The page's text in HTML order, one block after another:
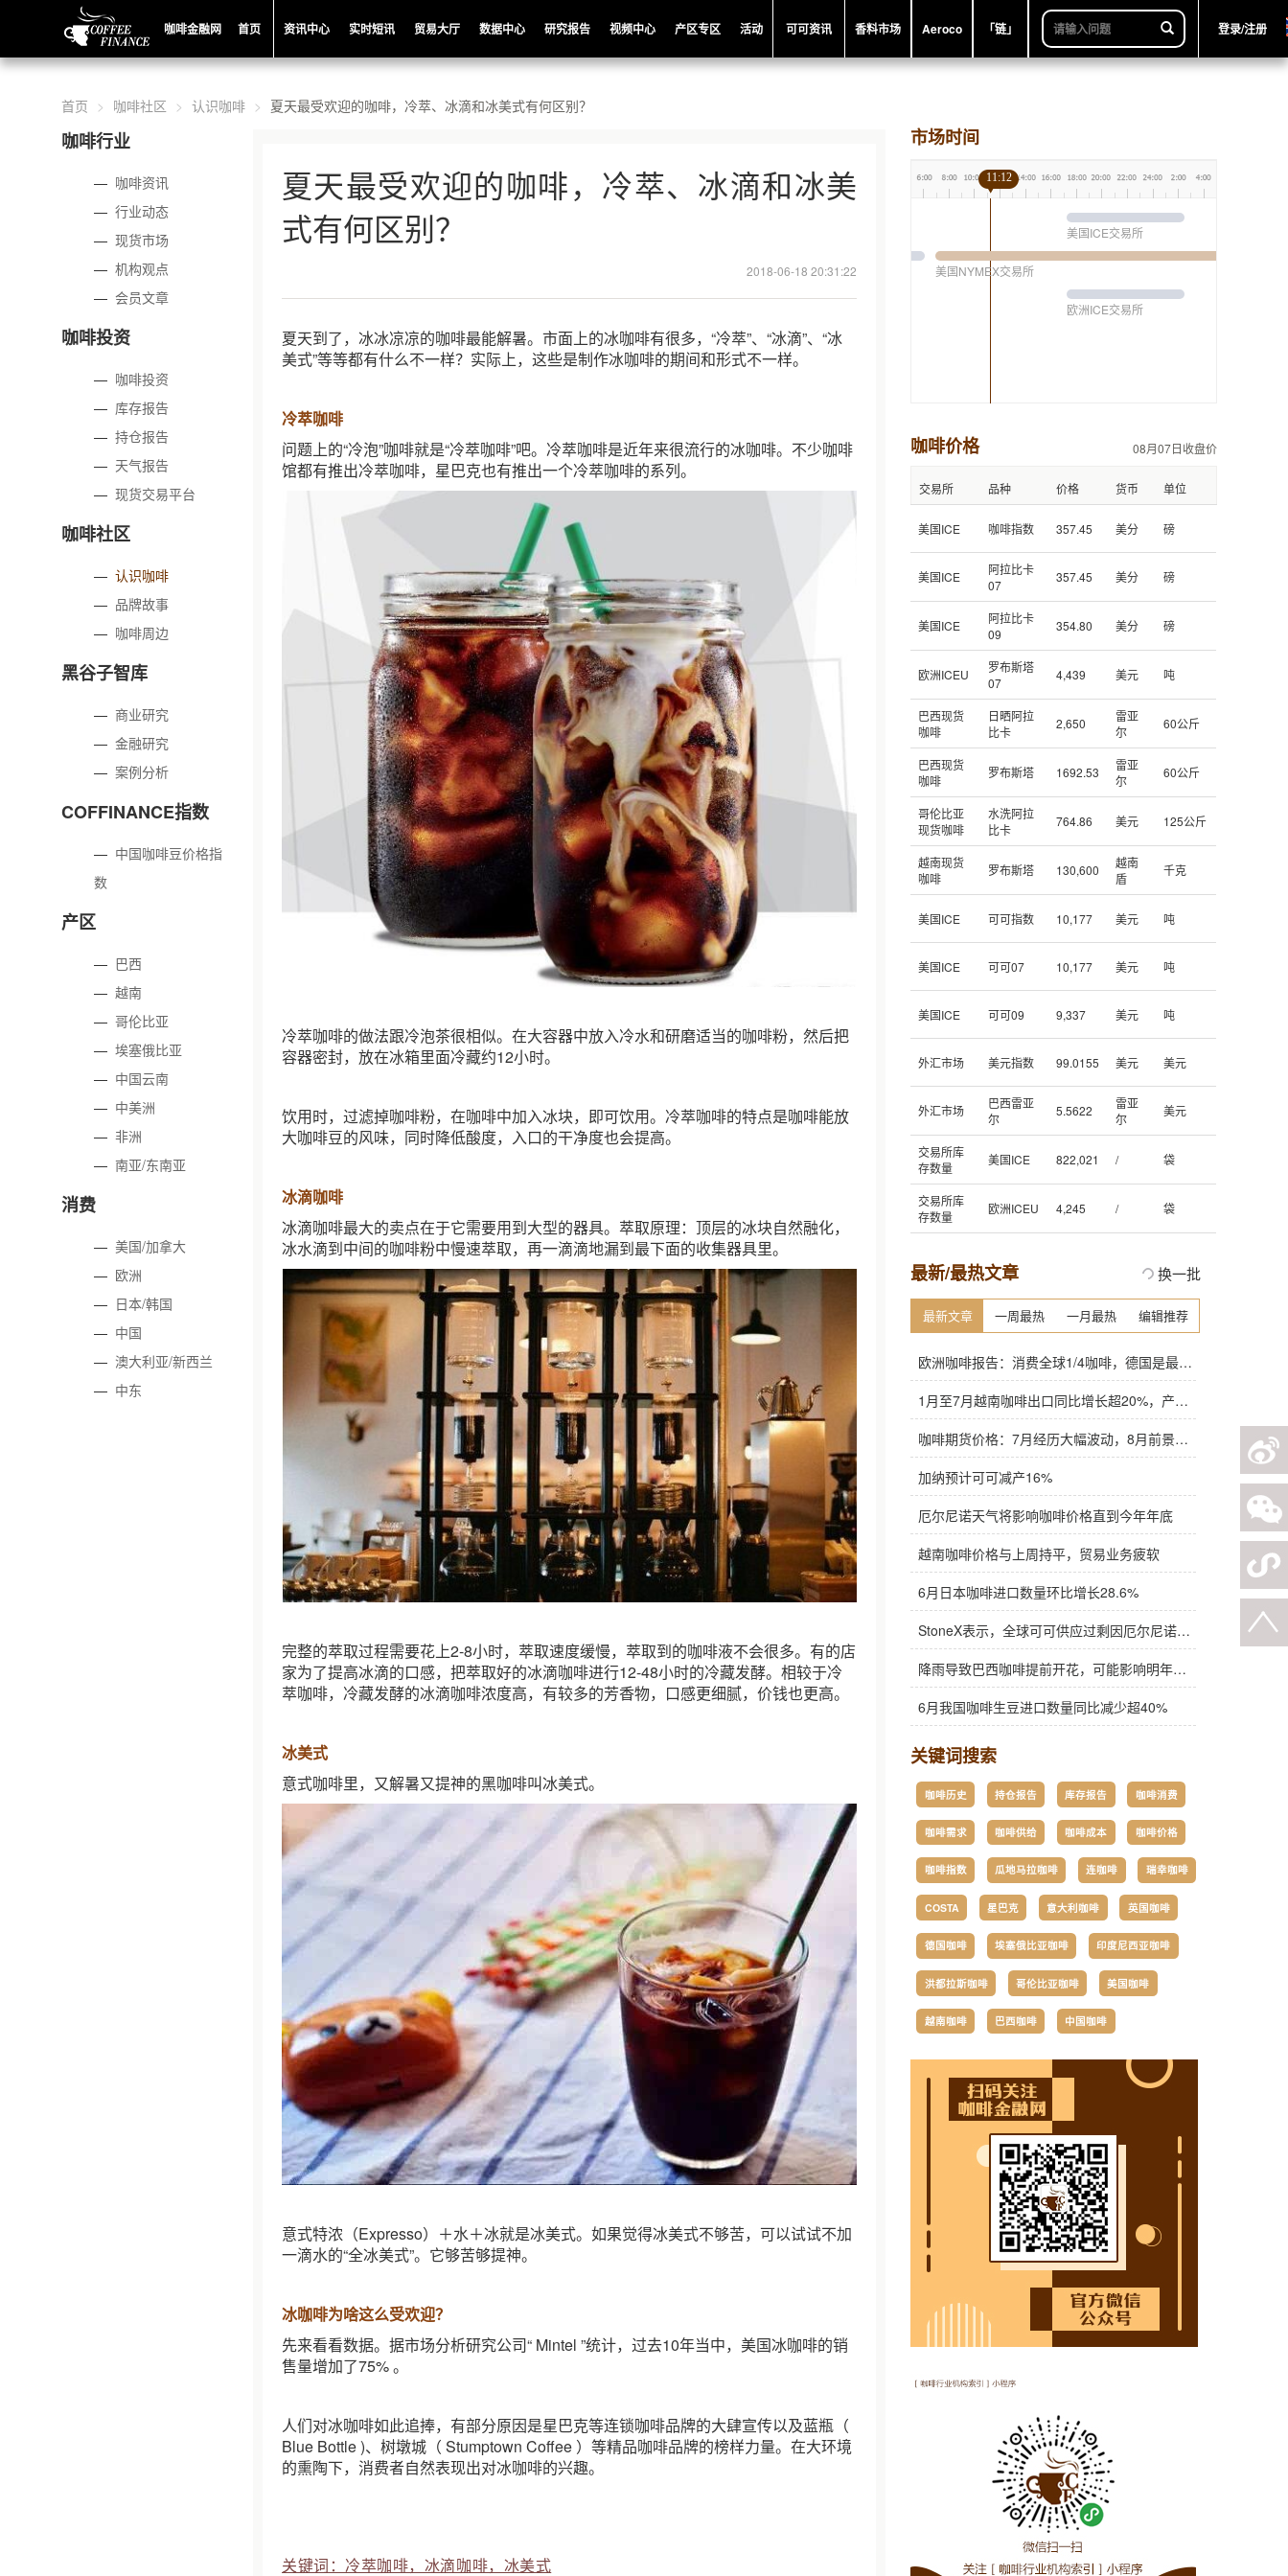
咖啡金融网 首页 资讯中心 实时短讯 贸易大厅 数据中心 研究报告 视频中心 产区专区 活动 可可资讯 香料市场 Aeroco 「链」 登录/注册
首页 咖啡社区 认识咖啡 夏天最受欢迎的咖啡，冷萃、冰滴和冰美式有何区别？
咖啡行业
— 咖啡资讯
—行业动态
—现货市场
—机构观点
—会员文章
咖啡投资
— 咖啡投资
— 库存报告
—持仓报告
— 天气报告
—现货交易平台
咖啡社区
—认识咖啡
— 品牌故事
— 咖啡周边
黑谷子智库
— 商业研究
—金融研究
—案例分析
COFFINANCE指数
— 中国咖啡豆价格指
数
产区
— 巴西
—越南
—哥伦比亚
—埃塞俄比亚
— 中国云南
— 中美洲
—非洲
—南亚/东南亚
消费
—美国/加拿大
— 欧洲
— 日本/韩国
— 中国
— 澳大利亚/新西兰
— 中东
夏天最受欢迎的咖啡，冷萃、冰滴和冰美
式有何区别？
2018-06-18 20:31:22
夏天到了，冰冰凉凉的咖啡最能解暑。市面上的冰咖啡有很多，“冷萃”、“冰滴”、“冰
美式”等等都有什么不一样？实际上，这些是制作冰咖啡的期间和形式不一样。
冷萃咖啡
问题上的“冷泡”咖啡就是“冷萃咖啡”吧。冷萃咖啡是近年来很流行的冰咖啡。不少咖啡
馆都有推出冷萃咖啡，星巴克也有推出一个冷萃咖啡的系列。
冷萃咖啡的做法跟冷泡茶很相似。在大容器中放入冷水和研磨适当的咖啡粉，然后把
容器密封，放在冰箱里面冷藏约12小时。
饮用时，过滤掉咖啡粉，在咖啡中加入冰块，即可饮用。冷萃咖啡的特点是咖啡能放
大咖啡豆的风味，同时降低酸度，入口的干净度也会提高。
冰滴咖啡
冰滴咖啡最大的卖点在于它需要用到大型的器具。萃取原理：顶层的冰块自然融化，
冰水滴到中间的咖啡粉中慢速萃取，再一滴滴地漏到最下面的收集器具里。
完整的萃取过程需要花上2-8小时，萃取速度缓慢，萃取到的咖啡液不会很多。有的店
家为了提高冰滴的口感，把萃取好的冰滴咖啡进行12-48小时的冷藏发酵。相较于冷
萃咖啡，冷藏发酵的冰滴咖啡浓度高，有较多的芳香物，口感更细腻，价钱也更高。
冰美式
意式咖啡里，又解暑又提神的黑咖啡叫冰美式。
意式特浓（Expresso）＋水＋冰就是冰美式。如果觉得冰美式不够苦，可以试试不加
一滴水的“全冰美式”。它够苦够提神。
冰咖啡为啥这么受欢迎？
先来看看数据。据市场分析研究公司“ Mintel ”统计，过去10年当中，美国冰咖啡的销
售量增加了75% 。
人们对冰咖啡如此追捧，有部分原因是星巴克等连锁咖啡品牌的大肆宣传以及蓝瓶（
Blue Bottle )、树墩城（ Stumptown Coffee ）等精品咖啡品牌的榜样力量。在大环境
的熏陶下，消费者自然表现出对冰咖啡的兴趣。
关键词：冷萃咖啡，冰滴咖啡，冰美式
市场时间
美国ICE交易所
美国NYMEX交易所
欧洲ICE交易所
11:12
咖啡价格 08月07日收盘价
交易所 品种 价格 货币 单位
美国ICE 咖啡指数 357.45 美分 磅
美国ICE
阿拉比卡
07
357.45 美分 磅
美国ICE
阿拉比卡
09
354.80 美分 磅
欧洲ICEU
罗布斯塔
07
4,439 美元 吨
巴西现货
咖啡
日晒阿拉
比卡
2,650
雷亚
尔
60公斤
巴西现货
咖啡
罗布斯塔 1692.53
雷亚
尔
60公斤
哥伦比亚
现货咖啡
水洗阿拉
比卡
764.86 美元 125公斤
越南现货
咖啡
罗布斯塔 130,600
越南
盾
千克
美国ICE 可可指数 10,177 美元 吨
美国ICE 可可07 10,177 美元 吨
美国ICE 可可09 9,337 美元 吨
外汇市场 美元指数 99.0155 美元 美元
外汇市场
巴西雷亚
尔
5.5622
雷亚
尔
美元
交易所库
存数量
美国ICE 822,021 / 袋
交易所库
存数量
欧洲ICEU 4,245 / 袋
最新/最热文章 换一批
最新文章 一周最热 一月最热 编辑推荐
欧洲咖啡报告：消费全球1/4咖啡，德国是最大进口国，意大利在烘焙咖啡生产中领先
1月至7月越南咖啡出口同比增长超20%，产量也将是过去四年来最高
咖啡期货价格：7月经历大幅波动，8月前景依旧不明朗
加纳预计可可减产16%
厄尔尼诺天气将影响咖啡价格直到今年年底
越南咖啡价格与上周持平，贸易业务疲软
6月日本咖啡进口数量环比增长28.6%
StoneX表示，全球可可供应过剩因厄尔尼诺而萎缩
降雨导致巴西咖啡提前开花，可能影响明年产量，造成近期价格波动极不稳定
6月我国咖啡生豆进口数量同比减少超40%
关键词搜索
咖啡历史 持仓报告 库存报告 咖啡消费
咖啡需求 咖啡供给 咖啡成本 咖啡价格
咖啡指数 瓜地马拉咖啡 连咖啡 瑞幸咖啡
COSTA 星巴克 意大利咖啡 英国咖啡
德国咖啡 埃塞俄比亚咖啡 印度尼西亚咖啡
洪都拉斯咖啡 哥伦比亚咖啡 美国咖啡
越南咖啡 巴西咖啡 中国咖啡